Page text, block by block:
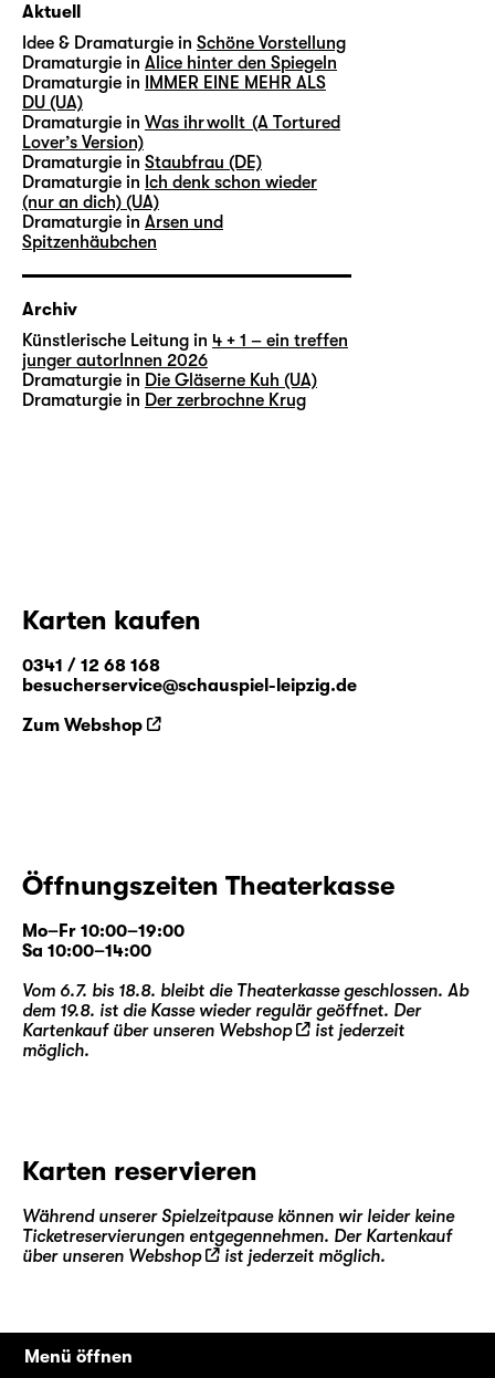
Aktuell
Idee & Dramaturgie in Schöne Vorstellung
Dramaturgie in Alice hinter den Spiegeln
Dramaturgie in
IMMER EINE MEHR ALS
DU (UA)
Dramaturgie in Was ihr wollt (A Tortured
Lover’s Version)
Dramaturgie in Staubfrau (DE)
Dramaturgie in Ich denk schon wieder
(nur an dich) (UA)
Dramaturgie in Arsen und
Spitzenhäubchen
Archiv
Künstlerische Leitung in 4 + 1 – ein treffen
junger autorInnen 2026
Dramaturgie in Die Gläserne Kuh (UA)
Dramaturgie in Der zerbrochne Krug
Karten kaufen
0341 / 12 68 168
besucherservice@schauspiel-leipzig.de
Zum Webshop
Öffnungszeiten Theaterkasse
Mo–Fr 10:00–19:00
Sa 10:00–14:00
Vom 6.7. bis 18.8. bleibt die Theaterkasse geschlossen. Ab
dem 19.8. ist die Kasse wieder regulär geöffnet. Der
Kartenkauf über unseren Webshop
ist jederzeit
möglich.
Karten reservieren
Während unserer Spielzeitpause können wir leider keine
Ticketreservierungen entgegennehmen. Der Kartenkauf
über unseren Webshop ist jederzeit möglich.
Menü öffnen